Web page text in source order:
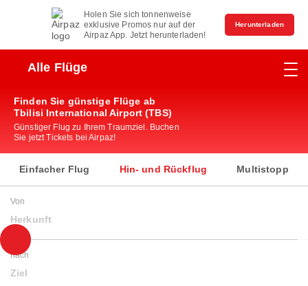
Holen Sie sich tonnenweise
exklusive Promos nur auf der
Airpaz App. Jetzt herunterladen!
Herunterladen
Alle Flüge
Finden Sie günstige Flüge ab
Tbilisi International Airport (TBS)
Günstiger Flug zu Ihrem Traumziel. Buchen
Sie jetzt Tickets bei Airpaz!
Einfacher Flug Hin- und Rückflug Multistopp
Von
Herkunft
nach
Ziel